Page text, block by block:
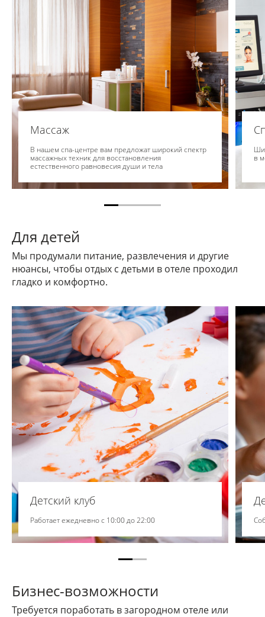
Массаж
В нашем спа-центре вам предложат широкий спектр
массажных техник для восстановления
естественного равновесия души и тела
в
Для детей
Мы продумали питание, развлечения и другие
нюансы, чтобы отдых с детьми в отеле проходил
гладко и комфортно.
Детский клуб
Работает ежедневно с 10:00 до 22:00
Бизнес-возможности
Требуется поработать в загородном отеле или